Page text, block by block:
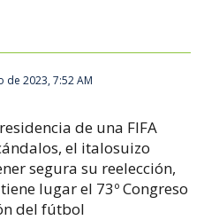
de 2023, 7:52 AM
de una FIFA
el italosuizo
segura su reelección,
lugar el 73º Congreso
del fútbol